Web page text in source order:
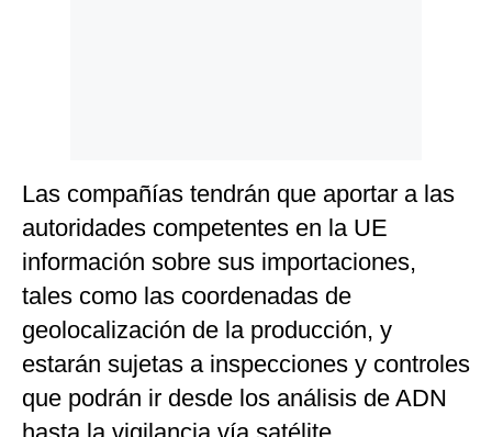
Las compañías tendrán que aportar a las
autoridades competentes en la UE
información sobre sus importaciones,
tales como las coordenadas de
geolocalización de la producción, y
estarán sujetas a inspecciones y controles
que podrán ir desde los análisis de ADN